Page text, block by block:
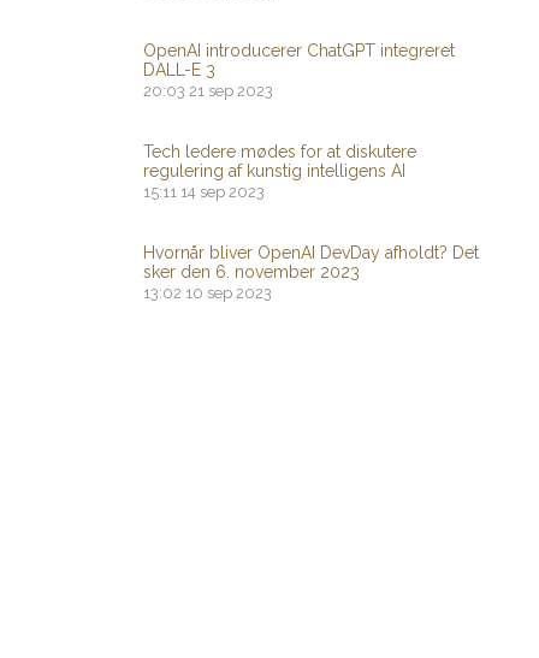
OpenAI introducerer ChatGPT integreret
DALL-E 3
20:03 21 sep 2023
Tech ledere mødes for at diskutere
regulering af kunstig intelligens AI
15:11 14 sep 2023
Hvornår bliver OpenAI DevDay afholdt? Det
sker den 6. november 2023
13:02 10 sep 2023